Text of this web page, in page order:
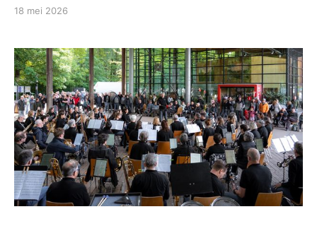
doorgegaan, wat een helden. Het mooie van O.B.K. is
18 mei 2026